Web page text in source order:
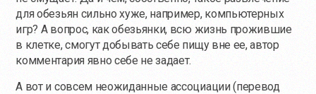
для обезьян сильно хуже, например, компьютерных
игр? А вопрос, как обезьянки, всю жизнь прожившие
в клетке, смогут добывать себе пищу вне ее, автор
комментария явно себе не задает.
А вот и совсем неожиданные ассоциации (перевод